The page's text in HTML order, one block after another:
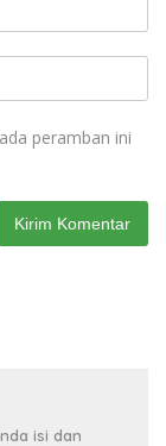
peramban ini
isi dan